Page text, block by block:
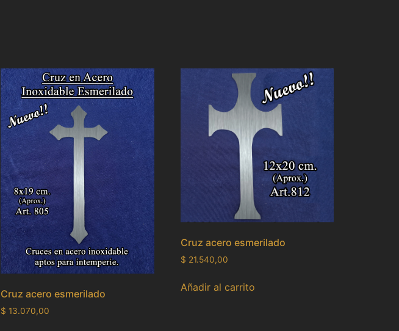
Cruz acero esmerilado
$ 13.070,00
Cruz acero esmerilado
$ 21.540,00
Añadir al carrito